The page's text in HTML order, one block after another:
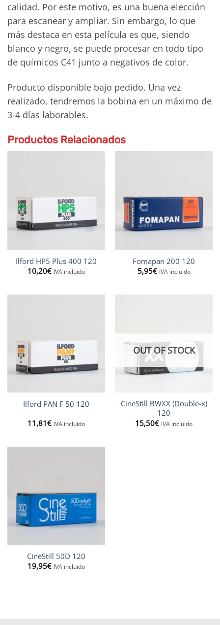
calidad. Por este motivo, es una buena elección
para escanear y ampliar. Sin embargo, lo que
más destaca en esta película es que, siendo
blanco y negro, se puede procesar en todo tipo
de químicos C41 junto a negativos de color.
Producto disponible bajo pedido. Una vez
realizado, tendremos la bobina en un máximo de
3-4 días laborables.
Productos Relacionados
Ilford HP5 Plus 400 120
10,20€ IVA incluido
Fomapan 200 120
5,95€ IVA incluido
Ilford PAN F 50 120
11,81€ IVA incluido
OUT OF STOCK
CineStill BWXX (Double-x)
120
15,50€ IVA incluido
CineStill 50D 120
19,95€ IVA incluido